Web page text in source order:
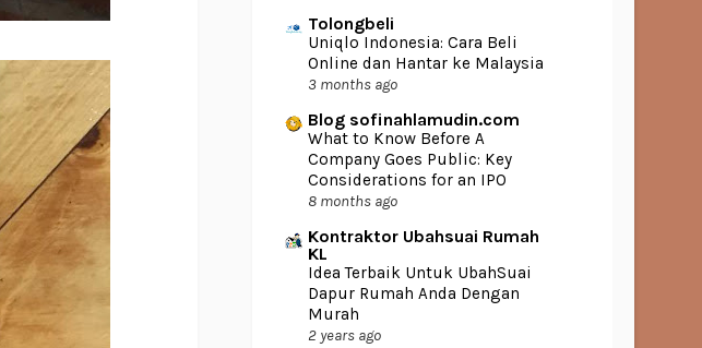
Tolongbeli
Uniqlo Indonesia: Cara Beli
Online dan Hantar ke Malaysia
3 months ago
Blog sofinahlamudin.com
What to Know Before A
Company Goes Public: Key
Considerations for an IPO
8 months ago
Kontraktor Ubahsuai Rumah
KL
Idea Terbaik Untuk UbahSuai
Dapur Rumah Anda Dengan
Murah
2 years ago